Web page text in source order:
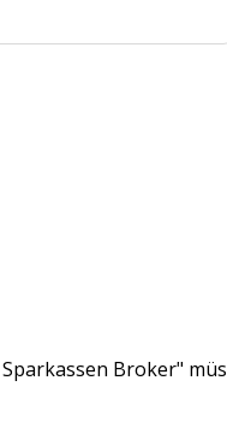
Broker"